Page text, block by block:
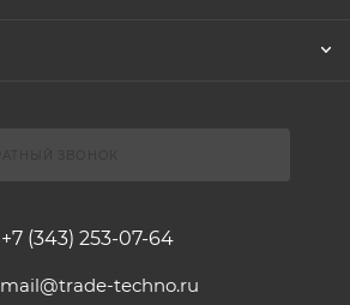
+7 (343) 253-07-64
mail@trade-techno.ru